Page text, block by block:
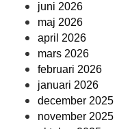
juni 2026
maj 2026
april 2026
mars 2026
februari 2026
januari 2026
december 2025
november 2025